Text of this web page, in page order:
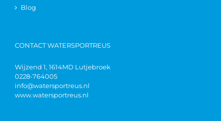
Blog
CONTACT WATERSPORTREUS
Wijzend 1, 1614MD Lutjebroek
0228-764005
info@watersportreus.nl
www.watersportreus.nl